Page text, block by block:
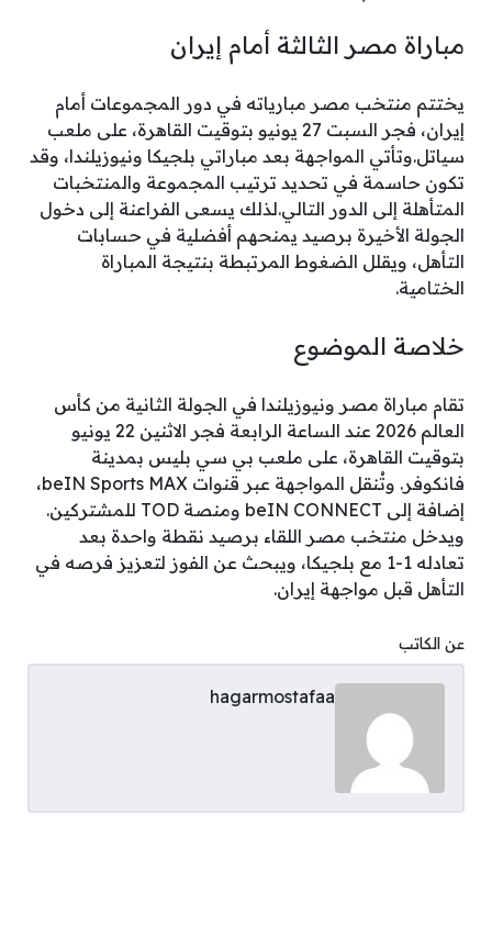
مباراة مصر الثالثة أمام إيران
يختتم منتخب مصر مبارياته في دور المجموعات أمام
إيران، فجر السبت 27 يونيو بتوقيت القاهرة، على ملعب
سياتل.وتأتي المواجهة بعد مباراتي بلجيكا ونيوزيلندا، وقد
تكون حاسمة في تحديد ترتيب المجموعة والمنتخبات
المتأهلة إلى الدور التالي.لذلك يسعى الفراعنة إلى دخول
الجولة الأخيرة برصيد يمنحهم أفضلية في حسابات
التأهل، ويقلل الضغوط المرتبطة بنتيجة المباراة
الختامية.
خلاصة الموضوع
تقام مباراة مصر ونيوزيلندا في الجولة الثانية من كأس
العالم 2026 عند الساعة الرابعة فجر الاثنين 22 يونيو
بتوقيت القاهرة، على ملعب بي سي بليس بمدينة
فانكوفر. وتُنقل المواجهة عبر قنوات beIN Sports MAX،
إضافة إلى beIN CONNECT ومنصة TOD للمشتركين.
ويدخل منتخب مصر اللقاء برصيد نقطة واحدة بعد
تعادله 1-1 مع بلجيكا، ويبحث عن الفوز لتعزيز فرصه في
التأهل قبل مواجهة إيران.
عن الكاتب
hagarmostafaa